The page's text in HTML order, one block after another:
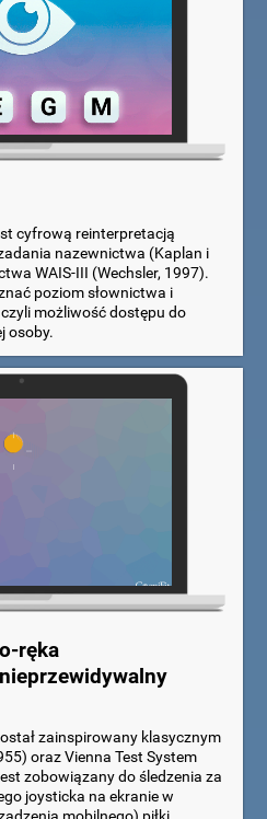
cyfrową reinterpretacją
nazewnictwa (Kaplan i
WAIS-III (Wechsler, 1997).
poziom słownictwa i
możliwość dostępu do
osoby.
ręka
zainspirowany klasycznym
oraz Vienna Test System
zobowiązany do śledzenia za
joysticka na ekranie w